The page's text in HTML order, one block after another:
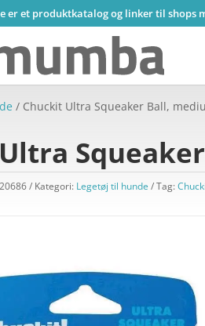
er et produktkatalog og linker til shops
/ Chuckit Ultra Squeaker Ball,
Kategori: Legetøj til hunde Tag: